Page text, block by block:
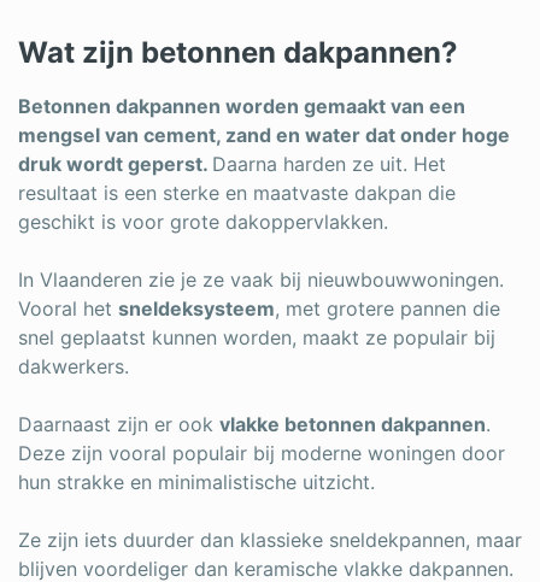
Wat zijn betonnen dakpannen?
Betonnen dakpannen worden gemaakt van een
mengsel van cement, zand en water dat onder hoge
druk wordt geperst. Daarna harden ze uit. Het
resultaat is een sterke en maatvaste dakpan die
geschikt is voor grote dakoppervlakken.
In Vlaanderen zie je ze vaak bij nieuwbouwwoningen.
Vooral het sneldeksysteem, met grotere pannen die
snel geplaatst kunnen worden, maakt ze populair bij
dakwerkers.
Daarnaast zijn er ook vlakke betonnen dakpannen.
Deze zijn vooral populair bij moderne woningen door
hun strakke en minimalistische uitzicht.
Ze zijn iets duurder dan klassieke sneldekpannen, maar
blijven voordeliger dan keramische vlakke dakpannen.